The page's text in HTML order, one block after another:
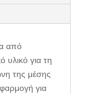
από
υλικό για τη
της μέσης
για